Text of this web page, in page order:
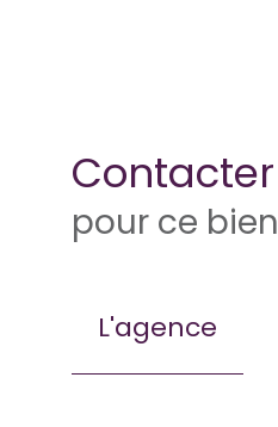
Contacter
pour ce bien
L'agence